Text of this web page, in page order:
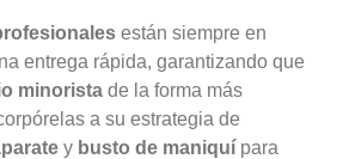
están siempre en
entrega rápida, garantizando que
minorista de la forma más
a su estrategia de
y busto de maniquí para